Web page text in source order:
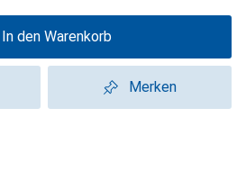
In den Warenkorb
Merken